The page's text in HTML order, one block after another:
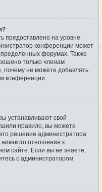
предоставлено на уровне
конференции может
форумах. Также
только членам
почему не можете добавлять
конференции.
устанавливают свой
правило, вы можете
решение администратора
отношения к
сайте. Если вы не знаете,
с администратором